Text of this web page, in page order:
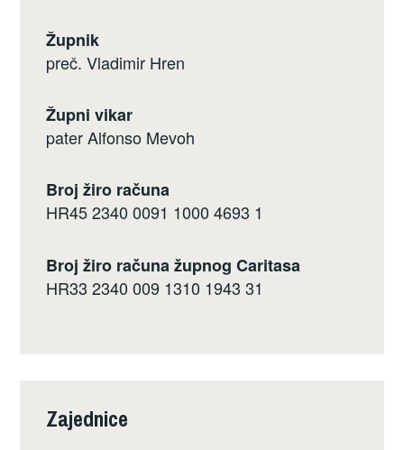
Župnik
preč. Vladimir Hren
Župni vikar
pater Alfonso Mevoh
Broj žiro računa
HR45 2340 0091 1000 4693 1
Broj žiro računa župnog Caritasa
HR33 2340 009 1310 1943 31
Zajednice